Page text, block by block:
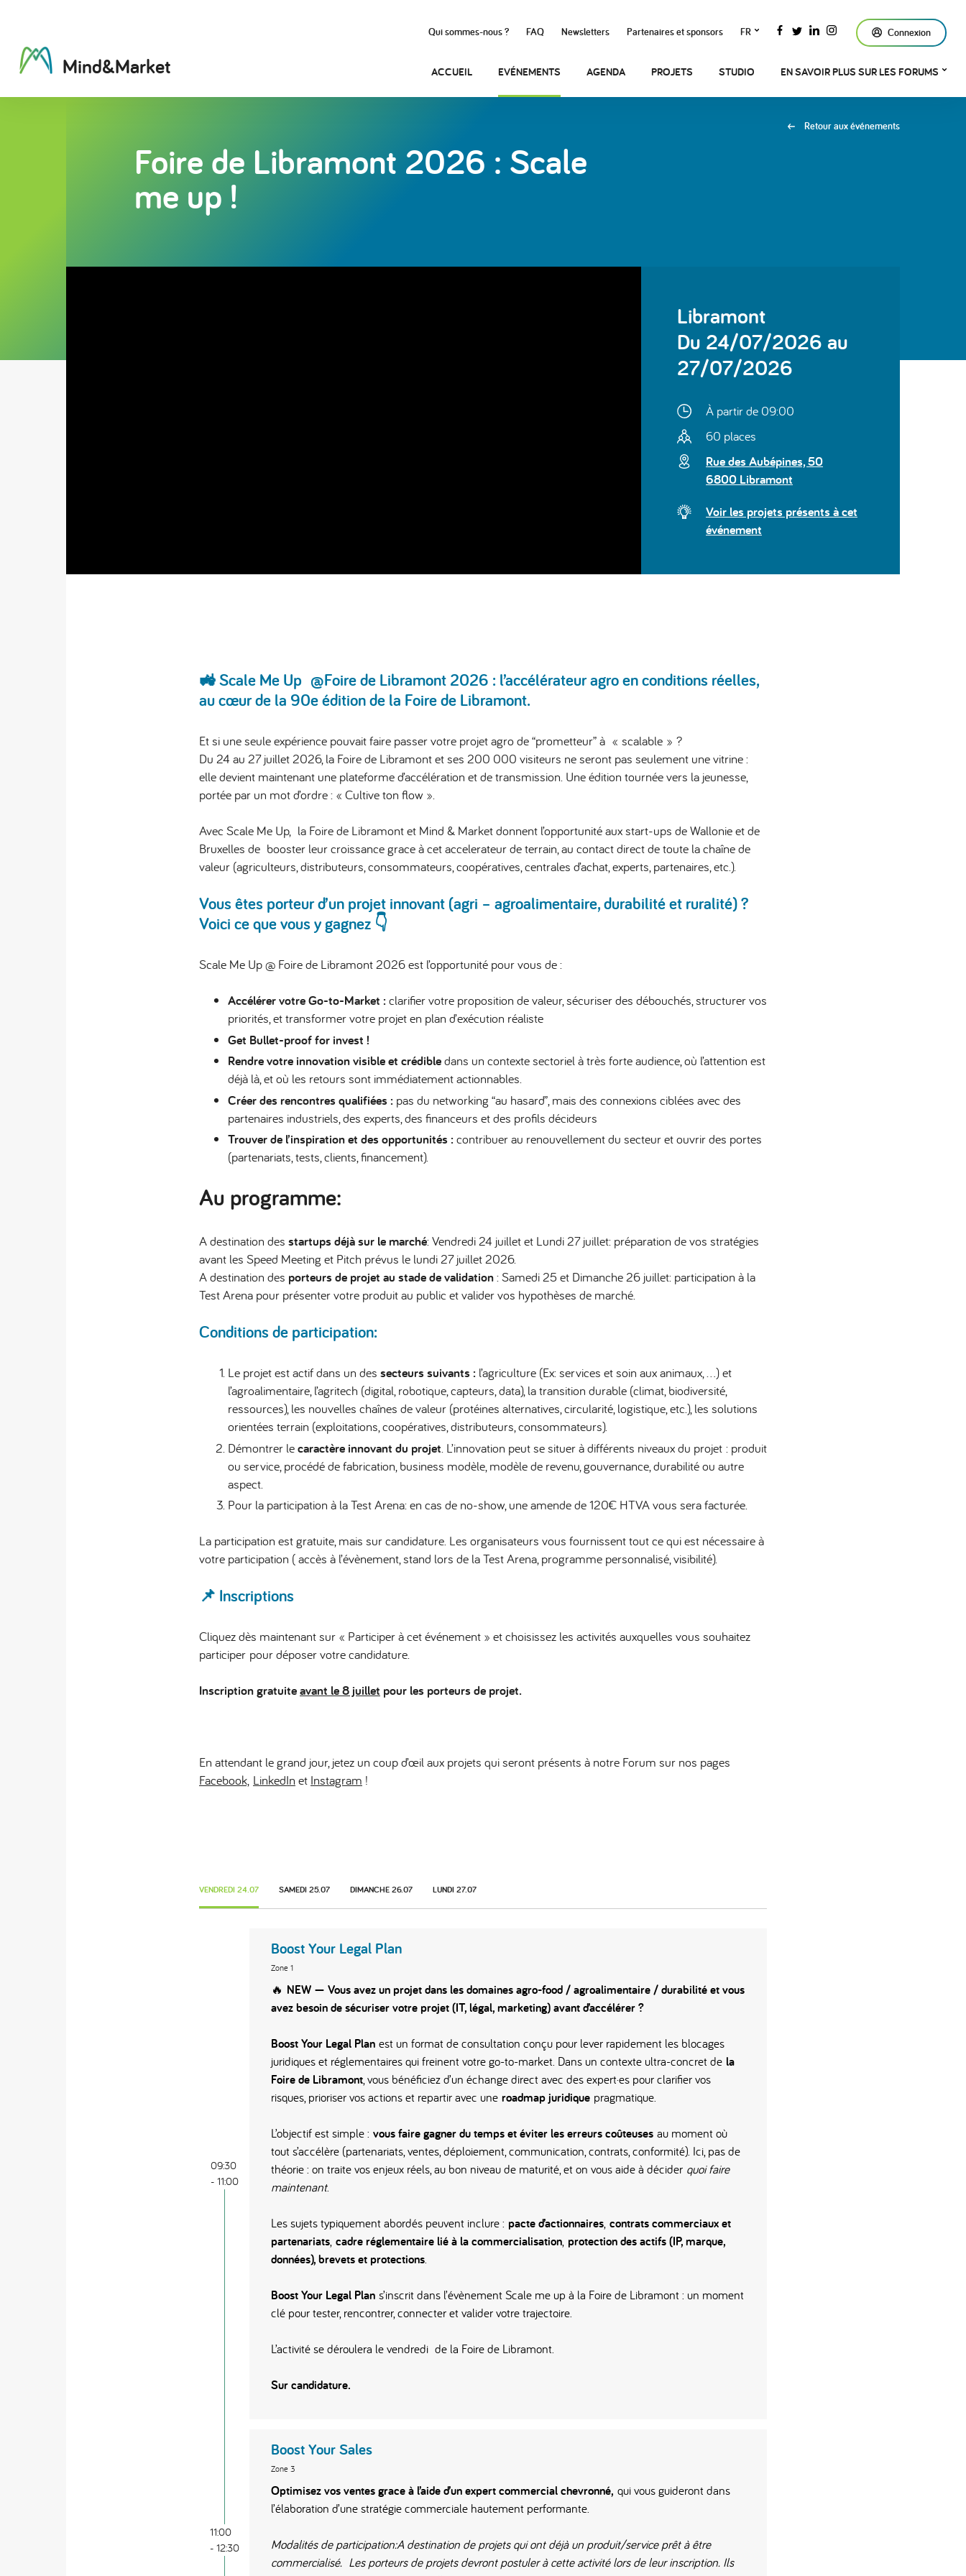
Mind&Market
Qui sommes-nous ? FAQ Newsletters Partenaires et sponsors FR Connexion
ACCUEIL EVÉNEMENTS AGENDA PROJETS STUDIO EN SAVOIR PLUS SUR LES FORUMS
Foire de Libramont 2026 : Scale
me up !
Retour aux événements
Libramont
Du 24/07/2026 au
27/07/2026
À partir de 09:00
60 places
Rue des Aubépines, 50
6800 Libramont
Voir les projets présents à cet
événement
🚜 Scale Me Up @Foire de Libramont 2026 : l’accélérateur agro en conditions réelles,
au cœur de la 90e édition de la Foire de Libramont.
Et si une seule expérience pouvait faire passer votre projet agro de “prometteur” à « scalable » ?
Du 24 au 27 juillet 2026, la Foire de Libramontet ses 200 000 visiteurs ne seront pas seulement une vitrine :
elle devient maintenant une plateforme d’accélération et de transmission. Une édition tournée vers la jeunesse,
portée par un mot d’ordre : « Cultive ton flow ».
AvecScale Me Up, la Foire de Libramont et Mind & Market donnent l’opportunité auxstart-ups de Wallonie et de
Bruxelles de booster leur croissance grace à cet accelerateur de terrain,au contact direct de toute la chaîne de
valeur (agriculteurs, distributeurs, consommateurs, coopératives, centrales d’achat, experts, partenaires, etc.).
Vous êtes porteur d’un projet innovant (agri – agroalimentaire, durabilité et ruralité) ?
Voici ce que vous y gagnez 👇
Scale Me Up @ Foire de Libramont 2026 est l’opportunité pour vous de :
Accélérer votre Go-to-Market : clarifier votre proposition de valeur, sécuriser des débouchés, structurer vos
priorités, et transformer votre projet en plan d’exécution réaliste
Get Bullet-proof for invest !
Rendre votre innovation visible et crédibledans un contexte sectoriel à très forte audience, où l’attention est
déjà là, et où les retours sont immédiatement actionnables.
Créer des rencontres qualifiées : pas du networking “au hasard”, mais des connexions ciblées avec des
partenaires industriels, des experts, des financeurs et des profils décideurs
Trouver de l’inspiration et des opportunités : contribuer au renouvellement du secteur et ouvrir des portes
(partenariats, tests, clients, financement).
Au programme:
A destination des startups déjà sur le marché: Vendredi 24 juillet et Lundi 27 juillet: préparation de vos stratégies
avant les Speed Meeting et Pitch prévus le lundi 27 juillet 2026.
A destination des porteurs de projet au stade de validation: Samedi 25 et Dimanche 26 juillet: participation à la
Test Arena pour présenter votre produit au public et valider vos hypothèses de marché.
Conditions de participation:
Le projet est actif dans un des secteurs suivants : l’agriculture (Ex: services et soin aux animaux, …) et
l’agroalimentaire, l’agritech (digital, robotique, capteurs, data), la transition durable (climat, biodiversité,
ressources), les nouvelles chaînes de valeur (protéines alternatives, circularité, logistique, etc.), les solutions
orientées terrain (exploitations, coopératives, distributeurs, consommateurs).
Démontrer lecaractère innovant du projet . L’innovation peut se situer à différents niveaux du projet : produit
ou service, procédé de fabrication, business modèle, modèle de revenu, gouvernance, durabilité ou autre
aspect.
Pour la participation à la Test Arena: en cas de no-show,une amende de 120€ HTVA vous sera facturée.
La participation est gratuite, mais sur candidature. Les organisateurs vous fournissent tout ce qui est nécessaire à
votre participation ( accès à l’évènement, stand lors de la Test Arena, programme personnalisé, visibilité).
📌 Inscriptions
Cliquez dès maintenant sur « Participer à cet événement » et choisissez les activités auxquelles vous souhaitez
participer pour déposer votre candidature.
Inscription gratuiteavant le 8 juillet pour les porteurs de projet.
En attendant le grand jour, jetez un coup d’œil aux projets qui seront présents à notre Forum sur nos pages
Facebook, LinkedIn et Instagram !
VENDREDI 24.07 SAMEDI 25.07 DIMANCHE 26.07 LUNDI 27.07
09:30
- 11:00
Boost Your Legal Plan
Zone 1
🔥 NEW — Vous avez un projet dans les domaines agro-food / agroalimentaire / durabilité et vous
avez besoin de sécuriser votre projet (IT, légal, marketing) avant d’accélérer ?
Boost Your Legal Plan est un format de consultation conçu pour lever rapidement les blocages
juridiques et réglementaires qui freinent votre go-to-market. Dans un contexte ultra-concret de la
Foire de Libramont, vous bénéficiez d’un échange direct avec des expert·es pour clarifier vos
risques, prioriser vos actions et repartir avec une roadmap juridique pragmatique.
L’objectif est simple : vous faire gagner du temps et éviter les erreurs coûteuses au moment où
tout s’accélère (partenariats, ventes, déploiement, communication, contrats, conformité). Ici, pas de
théorie : on traite vos enjeux réels, au bon niveau de maturité, et on vous aide à décider quoi faire
maintenant.
Les sujets typiquement abordés peuvent inclure : pacte d’actionnaires, contrats commerciaux et
partenariats, cadre réglementaire lié à la commercialisation, protection des actifs (IP, marque,
données), brevets et protections.
Boost Your Legal Plan s’inscrit dans l’évènement Scale me up à la Foire de Libramont : un moment
clé pour tester, rencontrer, connecter et valider votre trajectoire.
L’activité se déroulera le vendredi de la Foire de Libramont.
Sur candidature.
11:00
- 12:30
Boost Your Sales
Zone 3
Optimisez vos ventes grace à l’aide d’un expert commercial chevronné, qui vous guideront dans
l’élaboration d’une stratégie commerciale hautement performante.
Modalités de participation:A destination de projets qui ont déjà un produit/service prêt à être
commercialisé. Les porteurs de projets devront postuler à cette activité lors de leur inscription. Ils